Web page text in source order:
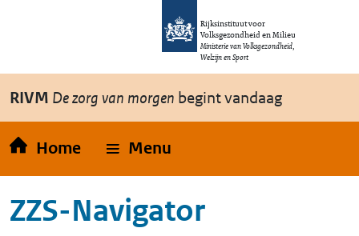
Overslaan en naar de inhoud gaan
Rijksinstituut voor
Volksgezondheid en Milieu
Ministerie van Volksgezondheid,
Welzijn en Sport
RIVM De zorg van morgen begint vandaag
Home Menu
ZZS-Navigator